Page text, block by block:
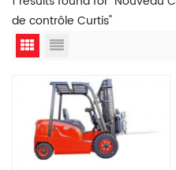
de contrôle Curtis"